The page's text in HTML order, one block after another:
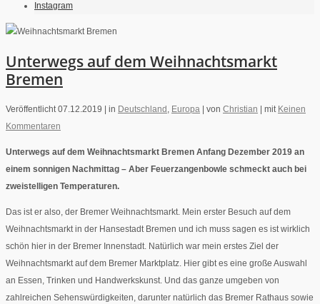
Instagram
Unterwegs auf dem Weihnachtsmarkt
Bremen
Veröffentlicht 07.12.2019 | in Deutschland , Europa von Christian mit Keinen
Kommentaren
Unterwegs auf dem Weihnachtsmarkt Bremen Anfang Dezember 2019 an
einem sonnigen Nachmittag – Aber Feuerzangenbowle schmeckt auch bei
zweistelligen Temperaturen.
Das ist er also, der Bremer Weihnachtsmarkt. Mein erster Besuch auf dem
Weihnachtsmarkt in der Hansestadt Bremen und ich muss sagen es ist wirklich
schön hier in der Bremer Innenstadt. Natürlich war mein erstes Ziel der
Weihnachtsmarkt auf dem Bremer Marktplatz. Hier gibt es eine große Auswahl
an Essen, Trinken und Handwerkskunst. Und das ganze umgeben von
zahlreichen Sehenswürdigkeiten, darunter natürlich das Bremer Rathaus sowie